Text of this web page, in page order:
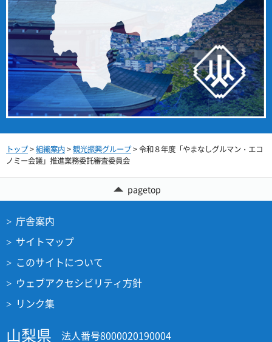
トップ>組織案内>観光振興グループ> 令和８年度「やまなしグルマン・エコ
ノミー会議」推進業務委託審査委員会
pagetop
庁舎案内
サイトマップ
このサイトについて
ウェブアクセシビリティ方針
リンク集
山梨県 法人番号8000020190004